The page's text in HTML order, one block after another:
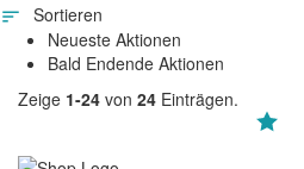
Sortieren
Neueste Aktionen
Bald Endende Aktionen
Zeige 1-24 von 24 Einträgen.